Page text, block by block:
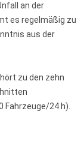
an der
es regelmäßig zu
aus der
zu den zehn
Fahrzeuge/24 h).